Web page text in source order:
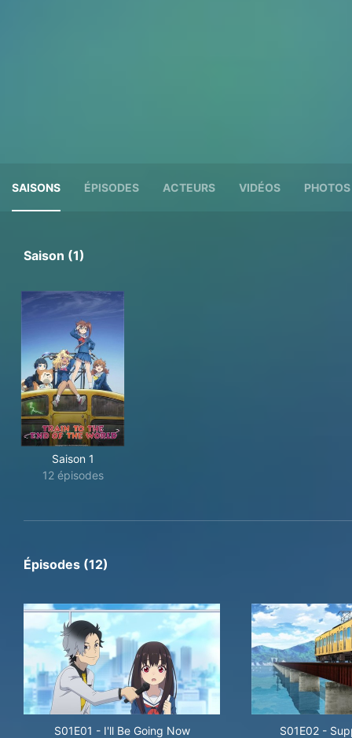
SAISONS ÉPISODES ACTEURS VIDÉOS PHOTOS
Saison (1)
Saison 1
12 épisodes
Épisodes (12)
S01E01 - I'll Be Going Now
S01E02-